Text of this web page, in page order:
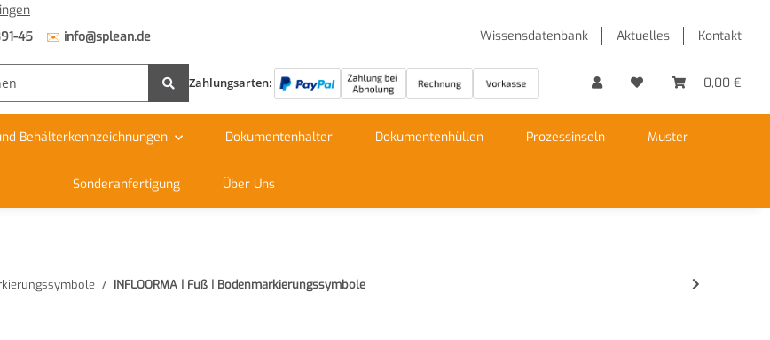
Wissensdatenbank
Aktuelles Kontakt
45 ✉️ info@splean.de
Zahlungsarten: 0,00 €
Behälterkennzeichnungen Dokumentenhalter Dokumentenhüllen Prozessinseln Muster
Sonderanfertigung Über Uns
INFLOORMA | Fuß | Bodenmarkierungssymbole